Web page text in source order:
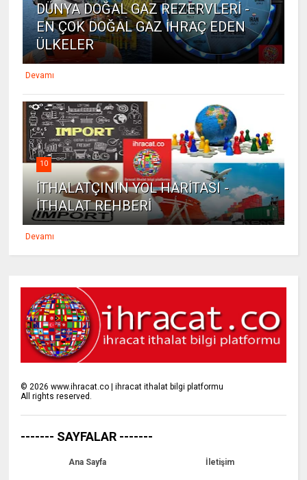
DÜNYA DOĞAL GAZ REZERVLERİ -
EN ÇOK DOĞAL GAZ İHRAÇ EDEN
ÜLKELER
Devamı
10
İTHALATÇININ YOL HARİTASI -
İTHALAT REHBERİ
Devamı
©2026 www.ihracat.co | ihracat ithalat bilgi platformu
All rights reserved.
------- SAYFALAR -------
Ana Sayfa İletişim